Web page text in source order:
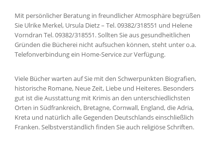
Mit persönlicher Beratung in freundlicher Atmosphäre begrüßen
Sie Ulrike Merkel, Ursula Dietz – Tel. 09382/318551 und Helene
Vorndran Tel. 09382/318551. Sollten Sie aus gesundheitlichen
Gründen die Bücherei nicht aufsuchen können, steht unter o.a.
Telefonverbindung ein Home-Service zur Verfügung.
Viele Bücher warten auf Sie mit den Schwerpunkten Biografien,
historische Romane, Neue Zeit, Liebe und Heiteres. Besonders
gut ist die Ausstattung mit Krimis an den unterschiedlichsten
Orten in Südfrankreich, Bretagne, Cornwall, England, die Adria,
Kreta und natürlich alle Gegenden Deutschlands einschließlich
Franken. Selbstverständlich finden Sie auch religiöse Schriften.